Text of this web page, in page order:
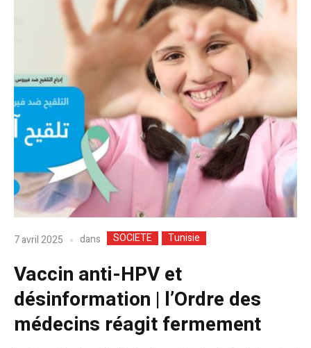
7 avril 2025 dans SOCIETE Tunisie
Vaccin anti-HPV et
désinformation | l’Ordre des
médecins réagit fermement